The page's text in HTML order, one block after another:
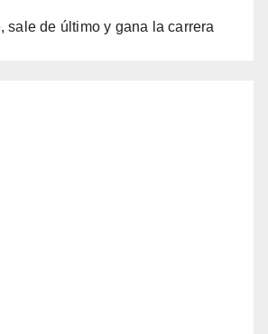
sale de último y gana la carrera